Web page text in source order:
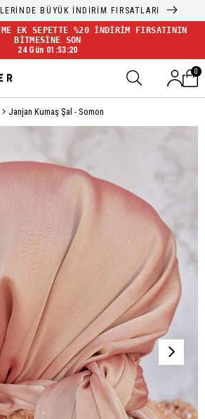
BÜYÜK İNDİRİM FIRSATLARI
EK SEPETTE %20 İNDİRİM FIRSATININ
BİTMESİNE SON
24 Gün 01:53:19
0
Janjan Kumaş Şal - Somon